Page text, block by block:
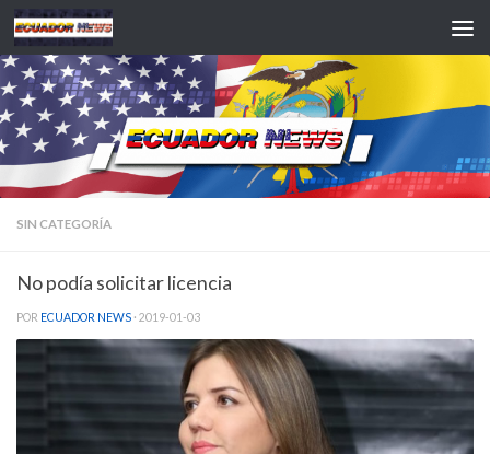
Saltar al contenido
SIN CATEGORÍA
No podía solicitar licencia
POR ECUADOR NEWS · 2019-01-03